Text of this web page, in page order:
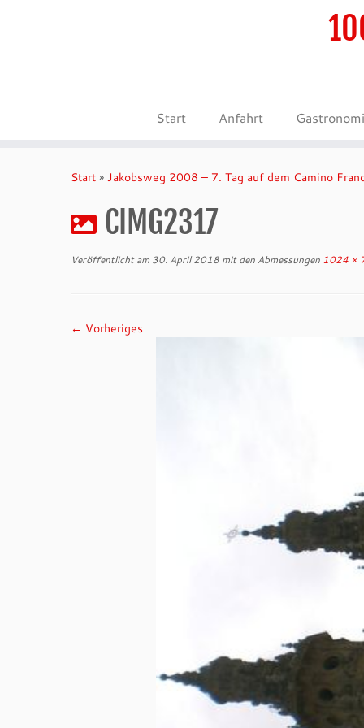
Start Anfahrt
Start » Jakobsweg 2008 – 7. Tag auf dem Camino
CIMG2317
Veröffentlicht am 30. April 2018 mit den Abmessungen 1024 ×
← Vorheriges